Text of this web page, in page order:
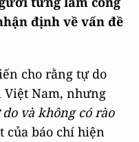
định về vấn đề
cho rằng tự do
Việt Nam, nhưng
và không có rào
của báo chí hiện